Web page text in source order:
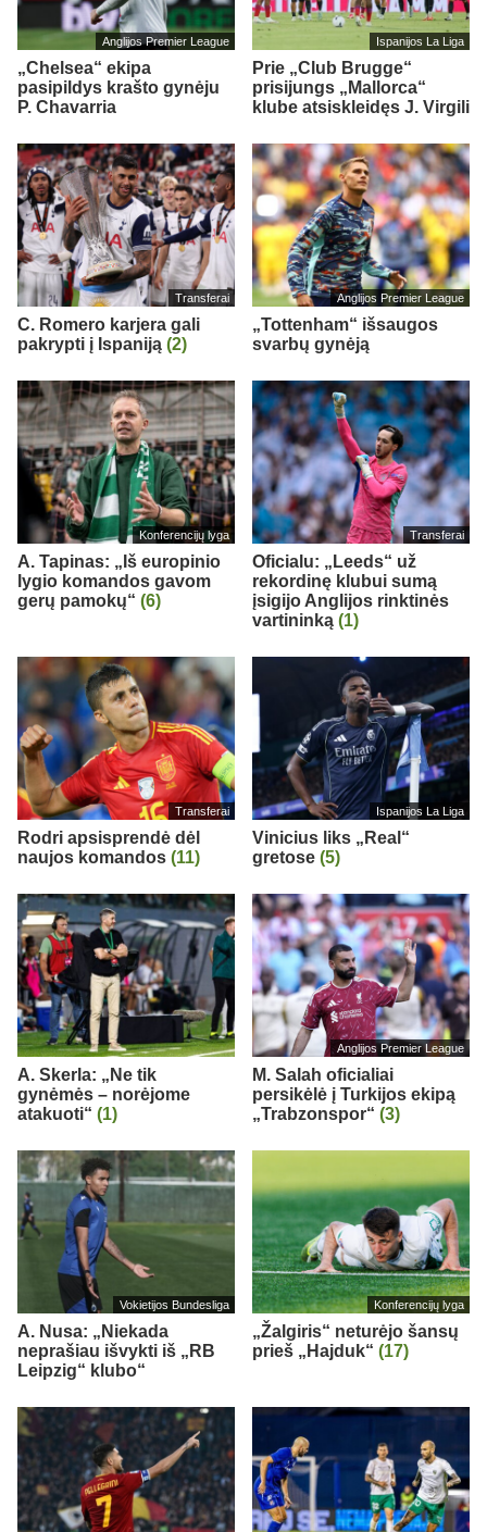
Anglijos Premier League
„Chelsea“ ekipa
pasipildys krašto gynėju
P. Chavarria
Ispanijos La Liga
Prie „Club Brugge“
prisijungs „Mallorca“
klube atsiskleidęs J. Virgili
Transferai
C. Romero karjera gali
pakrypti į Ispaniją (2)
Anglijos Premier League
„Tottenham“ išsaugos
svarbų gynėją
Konferencijų lyga
A. Tapinas: „Iš europinio
lygio komandos gavom
gerų pamokų“ (6)
Transferai
Oficialu: „Leeds“ už
rekordinę klubui sumą
įsigijo Anglijos rinktinės
vartininką (1)
Transferai
Rodri apsisprendė dėl
naujos komandos (11)
Ispanijos La Liga
Vinicius liks „Real“
gretose (5)
A. Skerla: „Ne tik
gynėmės – norėjome
atakuoti“ (1)
Anglijos Premier League
M. Salah oficialiai
persikėlė į Turkijos ekipą
„Trabzonspor“ (3)
Vokietijos Bundesliga
A. Nusa: „Niekada
neprašiau išvykti iš „RB
Leipzig“ klubo“
Konferencijų lyga
„Žalgiris“ neturėjo šansų
prieš „Hajduk“ (17)